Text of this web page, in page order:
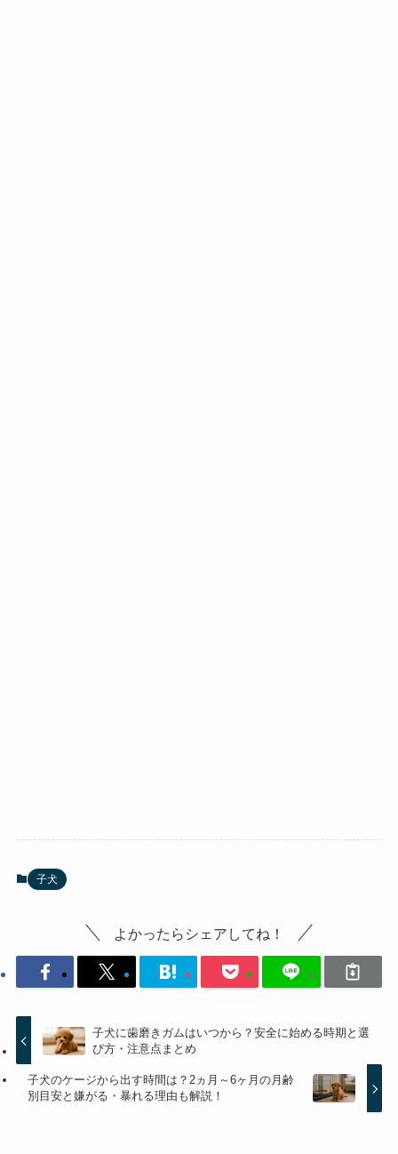
子犬
よかったらシェアしてね！
子犬に歯磨きガムはいつから？安全に始める時期と選
び方・注意点まとめ
子犬のケージから出す時間は？2ヵ月～6ヶ月の月齢
別目安と嫌がる・暴れる理由も解説！